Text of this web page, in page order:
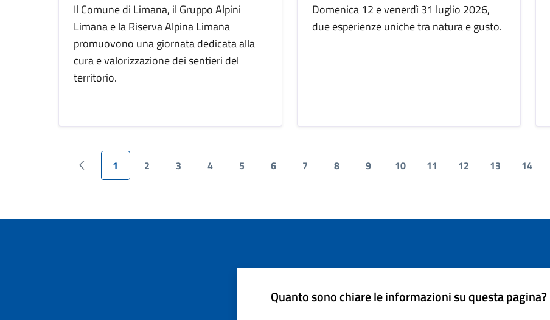
Il Comune di Limana, il Gruppo Alpini
Limana e la Riserva Alpina Limana
promuovono una giornata dedicata alla
cura e valorizzazione dei sentieri del
territorio.
Domenica 12 e venerdì 31 luglio 2026,
due esperienze uniche tra natura e gusto.
Pagina precedente
1 2 3 4 5 6 7 8 9 10 11 12 13 14
Quanto sono chiare le informazioni su questa pagina?